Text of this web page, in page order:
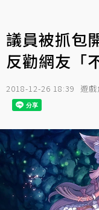
議員被抓包
反勸網友「
2018-12-26 18:39 遊